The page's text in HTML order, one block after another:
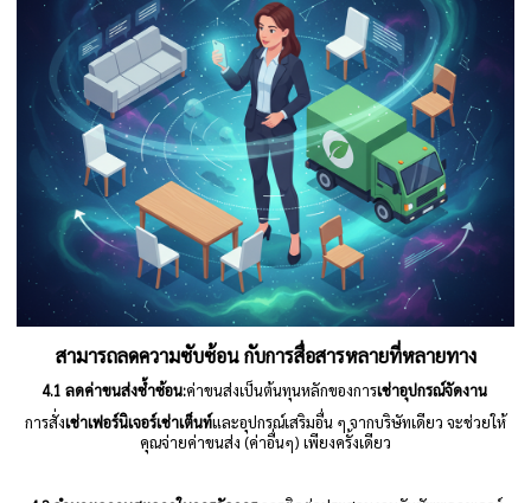
สามารถลดความซับซ้อน กับการสื่อสารหลายที่หลายทาง
4.1 ลดค่าขนส่งซ้ำซ้อน:ค่าขนส่งเป็นต้นทุนหลักของการเช่าอุปกรณ์จัดงาน
การสั่งเช่าเฟอร์นิเจอร์เช่าเต็นท์และอุปกรณ์เสริมอื่น ๆ จากบริษัทเดียว จะช่วยให้
คุณจ่ายค่าขนส่ง (ค่าอื่นๆ) เพียงครั้งเดียว